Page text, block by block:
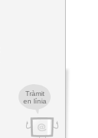
Tràmit
en línia